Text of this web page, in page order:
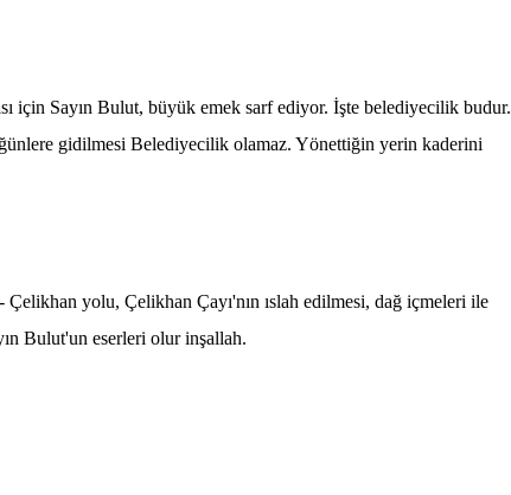
Sayın Bulut, büyük emek sarf ediyor. İşte belediyecilik budur.
gidilmesi Belediyecilik olamaz. Yönettiğin yerin kaderini
yolu, Çelikhan Çayı'nın ıslah edilmesi, dağ içmeleri ile
Bulut'un eserleri olur inşallah.